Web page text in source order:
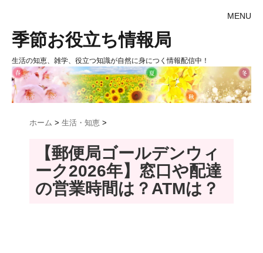
MENU
季節お役立ち情報局
生活の知恵、雑学、役立つ知識が自然に身につく情報配信中！
ホーム > 生活・知恵 >
【郵便局ゴールデンウィ
ーク2026年】窓口や配達
の営業時間は？ATMは？